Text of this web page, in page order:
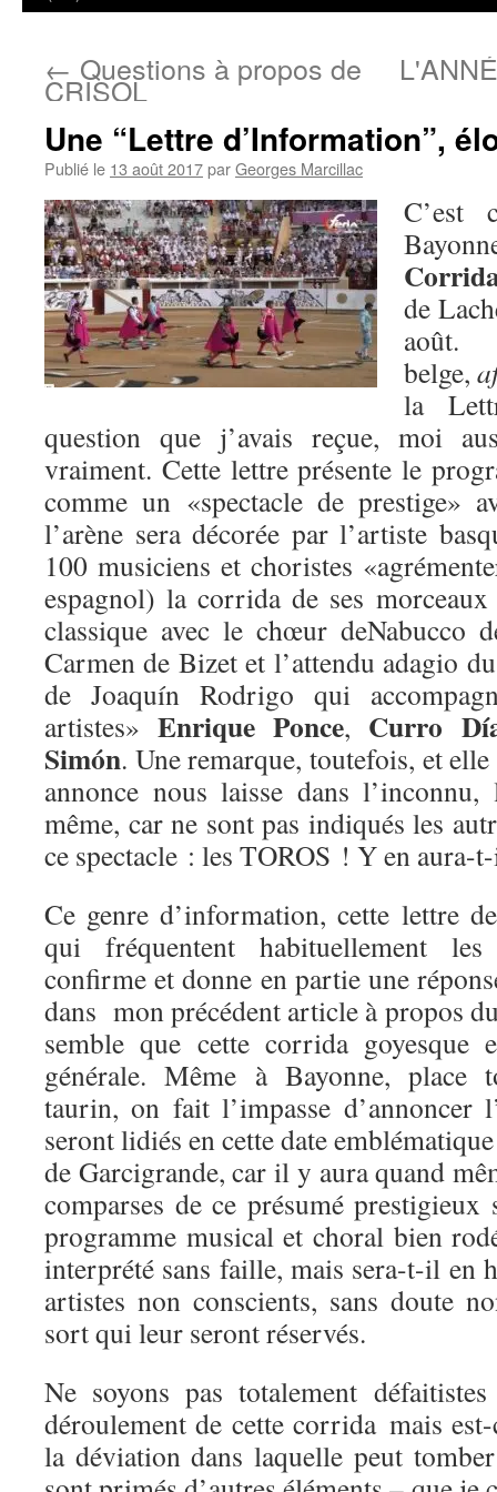
← Questions à propos de
CRISOL
Une “Lettre d’Information”,
Publié le 13 août 2017parGeorges Marcillac
C’est
de
août.
belge,
la
question que j’avais reçue, moi
vraiment. Cette lettre présente le
comme un «spectacle de prestige»
l’arène sera décorée par l’artiste
100 musiciens et choristes
espagnol) la corrida de ses
classique avec le chœur deNabucco
Carmen de Bizet et l’attendu adagio
de Joaquín Rodrigo qui
artistes»Enrique Ponce, Curro
Simón. Une remarque, toutefois, et
annonce nous laisse dans l’inconnu,
même, car ne sont pas indiqués les
ce spectacle : les TOROS ! Y en aura-
Ce genre d’information, cette lettre
qui fréquentent habituellement
confirme et donne en partie une
dans mon précédent article à propos
semble que cette corrida goyesque
générale. Même à Bayonne, place
taurin, on fait l’impasse d’annoncer
seront lidiés en cette date
de Garcigrande, car il y aura quand
comparses de ce présumé
programme musical et choral bien
interprété sans faille, mais sera-t-il en
artistes non conscients, sans doute
sort qui leur seront réservés.
Ne soyons pas totalement
déroulement de cette corrida mais
la déviation dans laquelle peut